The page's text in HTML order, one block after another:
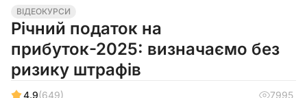
ВІДЕОКУРСИ
Річний податок на
прибуток-2025: визначаємо без
ризику штрафів
4.9(649) 7995